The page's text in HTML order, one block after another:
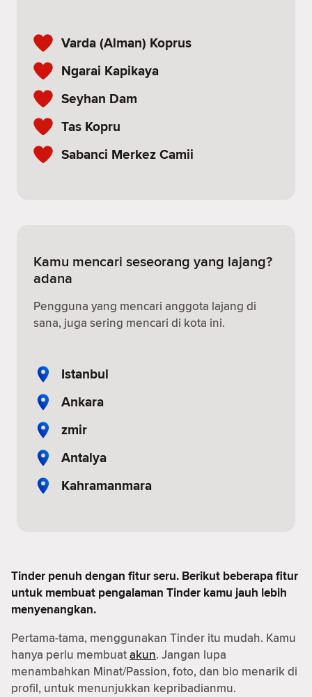
Varda (Alman) Koprus
Ngarai Kapikaya
Seyhan Dam
Tas Kopru
Sabanci Merkez Camii
Kamu mencari seseorang yang lajang?
adana
Pengguna yang mencari anggota lajang di
sana, juga sering mencari di kota ini.
Istanbul
Ankara
zmir
Antalya
Kahramanmara
Tinder penuh dengan fitur seru. Berikut beberapa fitur
untuk membuat pengalaman Tinder kamu jauh lebih
menyenangkan.
Pertama-tama, menggunakan Tinder itu mudah. Kamu
hanya perlu membuatakun. Jangan lupa
menambahkan Minat/Passion, foto, dan bio menarik di
profil, untuk menunjukkan kepribadianmu.